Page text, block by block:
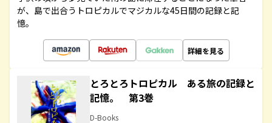
が、島で出合うトロピカルでマジカルな45日間の記録と記
憶。
詳細を見る
とろとろトロピカル ある旅の記録と
記憶。 第3巻
D-Books